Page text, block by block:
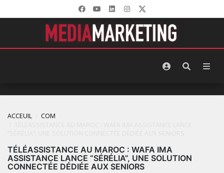
ACCEUIL
COM
TÉLÉASSISTANCE AU MAROC : WAFA IMA
ASSISTANCE LANCE “SÉRÉLIA”, UNE SOLUTION
CONNECTÉE DÉDIÉE AUX SENIORS